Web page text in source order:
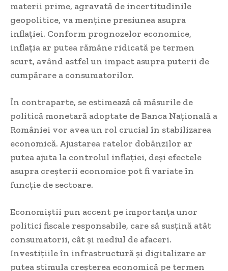
materii prime, agravată de incertitudinile
geopolitice, va menține presiunea asupra
inflației. Conform prognozelor economice,
inflația ar putea rămâne ridicată pe termen
scurt, având astfel un impact asupra puterii de
cumpărare a consumatorilor.
În contraparte, se estimează că măsurile de
politică monetară adoptate de Banca Națională a
României vor avea un rol crucial în stabilizarea
economică. Ajustarea ratelor dobânzilor ar
putea ajuta la controlul inflației, deși efectele
asupra creșterii economice pot fi variate în
funcție de sectoare.
Economiștii pun accent pe importanța unor
politici fiscale responsabile, care să susțină atât
consumatorii, cât și mediul de afaceri.
Investițiile în infrastructură și digitalizare ar
putea stimula creșterea economică pe termen